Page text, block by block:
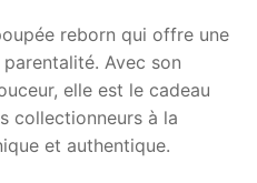
reborn qui offre une
Avec son
elle est le cadeau
collectionneurs à la
et authentique.